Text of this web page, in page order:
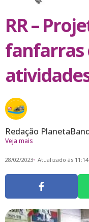
RR –
fanfarras
Redação
Veja mais
28/02/2023 Atualizado às